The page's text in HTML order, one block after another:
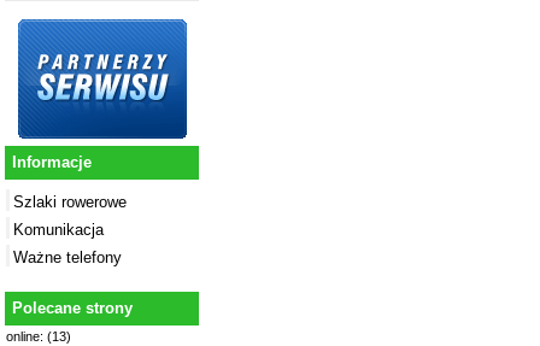
Informacje
Szlaki rowerowe
Komunikacja
Ważne telefony
Polecane strony
online: (13)